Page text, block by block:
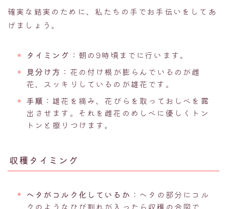
確実な結実のために、私たちの手でお手伝いをしてあ
げましょう。
タイミング ：朝の9時頃までに行います。
見分け方 ：花の付け根が膨らんでいるのが雌
花、スッキリしているのが雄花です。
手順 ：雄花を摘み、花びらを取っておしべを露
出させます。それを雌花のめしべに優しくトン
トンと擦りつけます。
収穫タイミング
ヘタがコルク化しているか ：ヘタの部分にコル
クのようなひび割れが入ったら収穫の合図で